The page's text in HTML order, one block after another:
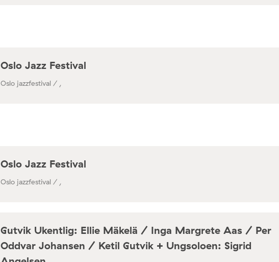
Oslo Jazz Festival
Oslo jazzfestival / ,
Oslo Jazz Festival
Oslo jazzfestival / ,
Gutvik Ukentlig: Ellie Mäkelä / Inga Margrete Aas / Per
Oddvar Johansen / Ketil Gutvik + Ungsoloen: Sigrid